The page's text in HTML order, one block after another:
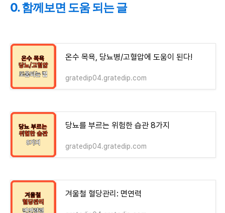
0. 함께보면 도움 되는 글
온수 목욕, 당뇨병/고혈압에 도움이 된다!
gratedip04.gratedip.com
당뇨를 부르는 위험한 습관 8가지
gratedip04.gratedip.com
겨울철 혈당관리: 면연력